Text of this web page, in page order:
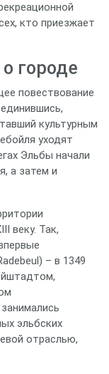
кто приезжает
городе
повествование
культурным
уходят
Эльбы начали
а затем и
веку. Так,
– в 1349
эльбских
отраслью,